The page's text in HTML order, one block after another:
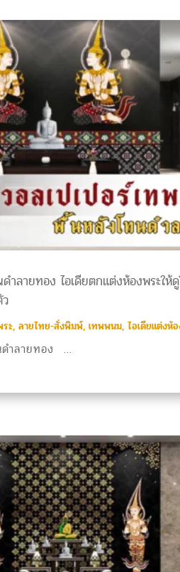
ำลายทอง ไอเดียตกแต่งห้องพระให้
ะ, ลายไทย-สั่งพิมพ์, เทพพนม, ไอเดียแต่งห้
ดำลายทอง ...